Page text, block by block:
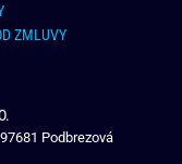
ZMLUVY
Podbrezová